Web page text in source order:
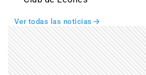
Ver todas las noticias